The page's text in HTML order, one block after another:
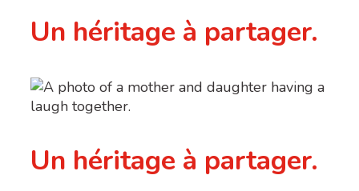
Un héritage à partager.
Un héritage à partager.